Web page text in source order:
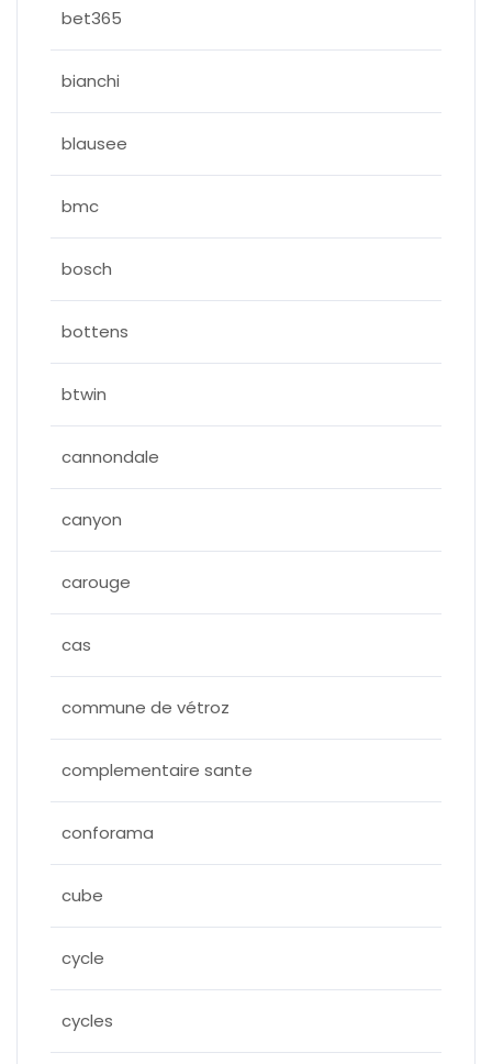
bet365
bianchi
blausee
bmc
bosch
bottens
btwin
cannondale
canyon
carouge
cas
commune de vétroz
complementaire sante
conforama
cube
cycle
cycles